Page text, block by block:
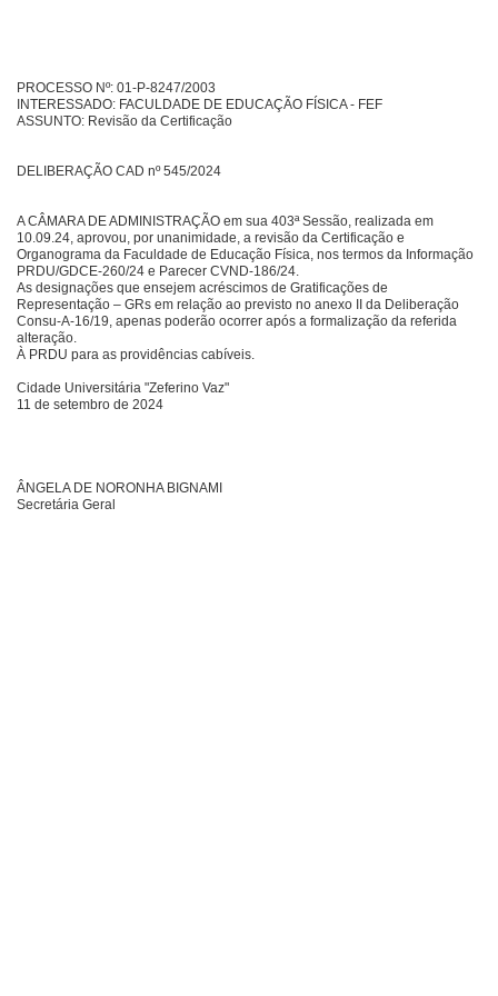
PROCESSO Nº: 01-P-8247/2003
INTERESSADO: FACULDADE DE EDUCAÇÃO FÍSICA - FEF
ASSUNTO: Revisão da Certificação
DELIBERAÇÃO CAD nº 545/2024
A CÂMARA DE ADMINISTRAÇÃO em sua 403ª Sessão, realizada em
10.09.24, aprovou, por unanimidade, a revisão da Certificação e
Organograma da Faculdade de Educação Física, nos termos da Informação
PRDU/GDCE-260/24 e Parecer CVND-186/24.
As designações que ensejem acréscimos de Gratificações de
Representação – GRs em relação ao previsto no anexo II da Deliberação
Consu-A-16/19, apenas poderão ocorrer após a formalização da referida
alteração.
À PRDU para as providências cabíveis.
Cidade Universitária "Zeferino Vaz"
11 de setembro de 2024
ÂNGELA DE NORONHA BIGNAMI
Secretária Geral